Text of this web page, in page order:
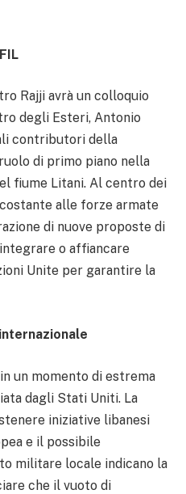
Rajji avrà un colloquio
degli Esteri, Antonio
contributori della
di primo piano nella
fiume Litani. Al centro dei
alle forze armate
di nuove proposte di
o affiancare
Unite per garantire la
un momento di estrema
dagli Stati Uniti. La
iniziative libanesi
e il possibile
militare locale indicano la
che il vuoto di